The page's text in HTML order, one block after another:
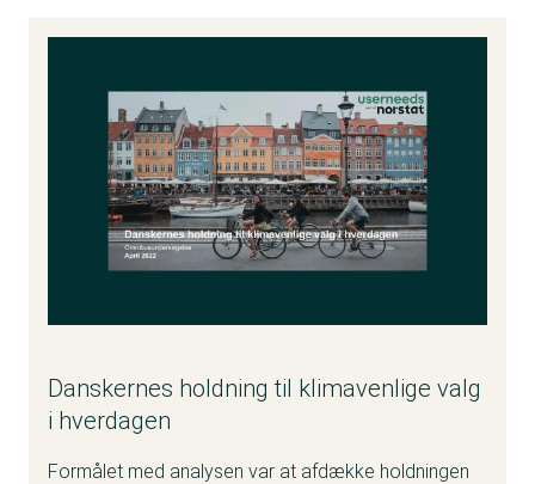
Danskernes holdning til klimavenlige valg
i hverdagen
Formålet med analysen var at afdække holdningen